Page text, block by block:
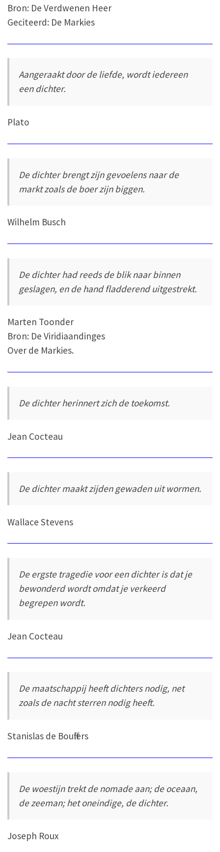
Bron: De Verdwenen Heer
Geciteerd: De Markies
Aangeraakt door de liefde, wordt iedereen
een dichter.
Plato
De dichter brengt zijn gevoelens naar de
markt zoals de boer zijn biggen.
Wilhelm Busch
De dichter had reeds de blik naar binnen
geslagen, en de hand fladderend uitgestrekt.
Marten Toonder
Bron: De Viridiaandinges
Over de Markies.
De dichter herinnert zich de toekomst.
Jean Cocteau
De dichter maakt zijden gewaden uit wormen.
Wallace Stevens
De ergste tragedie voor een dichter is dat je
bewonderd wordt omdat je verkeerd
begrepen wordt.
Jean Cocteau
De maatschappij heeft dichters nodig, net
zoals de nacht sterren nodig heeft.
Stanislas de Boufflers
De woestijn trekt de nomade aan; de oceaan,
de zeeman; het oneindige, de dichter.
Joseph Roux